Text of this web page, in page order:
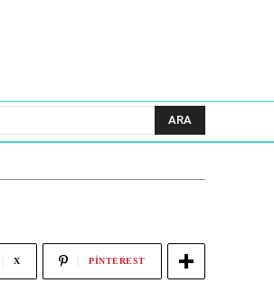
ARA
X PINTEREST